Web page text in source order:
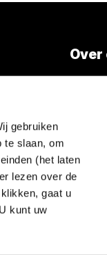
gebruiken
te slaan, om
(het laten
lezen over de
gaat u
kunt uw
Over
Volg